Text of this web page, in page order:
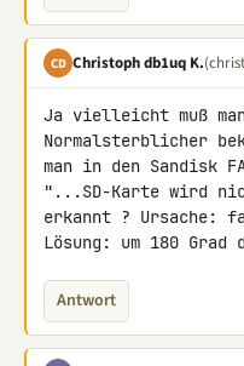
CD Christoph db1uq K.
Ja vielleicht muß
Normalsterblicher
man in den Sandisk
"...SD-Karte wird
erkannt ? Ursache:
Lösung: um 180 Grad
Antwort